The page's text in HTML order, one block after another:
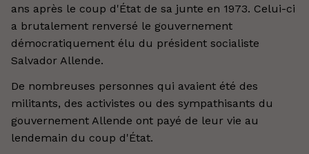
ans après le coup d'État de sa junte en 1973. Celui-ci
a brutalement renversé le gouvernement
démocratiquement élu du président socialiste
Salvador Allende.
De nombreuses personnes qui avaient été des
militants, des activistes ou des sympathisants du
gouvernement Allende ont payé de leur vie au
lendemain du coup d'État.